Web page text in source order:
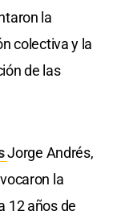
la
colectiva y la
de las
Jorge Andrés,
la
12 años de